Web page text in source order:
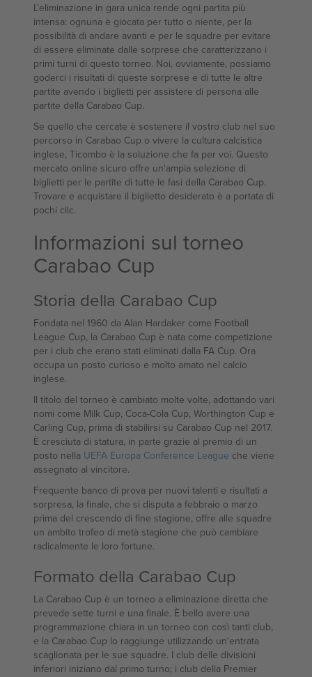
L'eliminazione in gara unica rende ogni partita più
intensa: ognuna è giocata per tutto o niente, per la
possibilità di andare avanti e per le squadre per evitare
di essere eliminate dalle sorprese che caratterizzano i
primi turni di questo torneo. Noi, ovviamente, possiamo
goderci i risultati di queste sorprese e di tutte le altre
partite avendo i biglietti per assistere di persona alle
partite della Carabao Cup.
Se quello che cercate è sostenere il vostro club nel suo
percorso in Carabao Cup o vivere la cultura calcistica
inglese, Ticombo è la soluzione che fa per voi. Questo
mercato online sicuro offre un'ampia selezione di
biglietti per le partite di tutte le fasi della Carabao Cup.
Trovare e acquistare il biglietto desiderato è a portata di
pochi clic.
Informazioni sul torneo
Carabao Cup
Storia della Carabao Cup
Fondata nel 1960 da Alan Hardaker come Football
League Cup, la Carabao Cup è nata come competizione
per i club che erano stati eliminati dalla FA Cup. Ora
occupa un posto curioso e molto amato nel calcio
inglese.
Il titolo del torneo è cambiato molte volte, adottando vari
nomi come Milk Cup, Coca-Cola Cup, Worthington Cup e
Carling Cup, prima di stabilirsi su Carabao Cup nel 2017.
È cresciuta di statura, in parte grazie al premio di un
posto nella UEFA Europa Conference League che viene
assegnato al vincitore.
Frequente banco di prova per nuovi talenti e risultati a
sorpresa, la finale, che si disputa a febbraio o marzo
prima del crescendo di fine stagione, offre alle squadre
un ambito trofeo di metà stagione che può cambiare
radicalmente le loro fortune.
Formato della Carabao Cup
La Carabao Cup è un torneo a eliminazione diretta che
prevede sette turni e una finale. È bello avere una
programmazione chiara in un torneo con così tanti club,
e la Carabao Cup lo raggiunge utilizzando un'entrata
scaglionata per le sue squadre. I club delle divisioni
inferiori iniziano dal primo turno; i club della Premier